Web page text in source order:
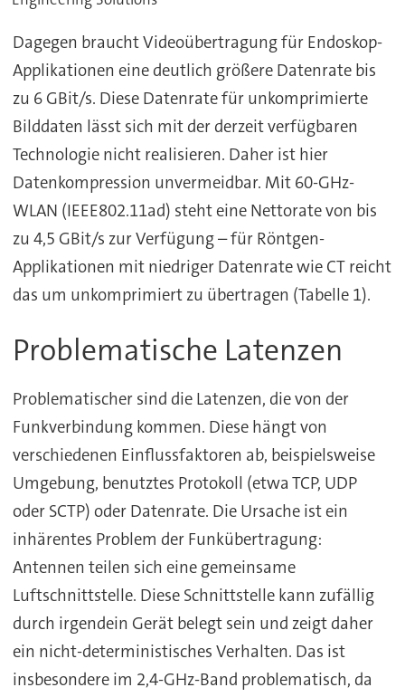
Dagegen braucht Videoübertragung für Endoskop-
Applikationen eine deutlich größere Datenrate bis
zu 6 GBit/s. Diese Datenrate für unkomprimierte
Bilddaten lässt sich mit der derzeit verfügbaren
Technologie nicht realisieren. Daher ist hier
Datenkompression unvermeidbar. Mit 60-GHz-
WLAN (IEEE802.11ad) steht eine Nettorate von bis
zu 4,5 GBit/s zur Verfügung – für Röntgen-
Applikationen mit niedriger Datenrate wie CT reicht
das um unkomprimiert zu übertragen (Tabelle 1).
Problematische Latenzen
Problematischer sind die Latenzen, die von der
Funkverbindung kommen. Diese hängt von
verschiedenen Einflussfaktoren ab, beispielsweise
Umgebung, benutztes Protokoll (etwa TCP, UDP
oder SCTP) oder Datenrate. Die Ursache ist ein
inhärentes Problem der Funkübertragung:
Antennen teilen sich eine gemeinsame
Luftschnittstelle. Diese Schnittstelle kann zufällig
durch irgendein Gerät belegt sein und zeigt daher
ein nicht-deterministisches Verhalten. Das ist
insbesondere im 2,4-GHz-Band problematisch, da